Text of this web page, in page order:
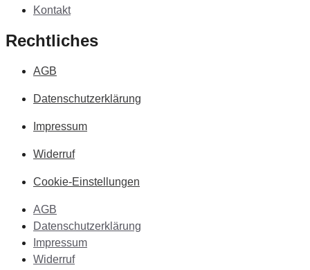
Kontakt
Rechtliches
AGB
Datenschutzerklärung
Impressum
Widerruf
Cookie-Einstellungen
AGB
Datenschutzerklärung
Impressum
Widerruf